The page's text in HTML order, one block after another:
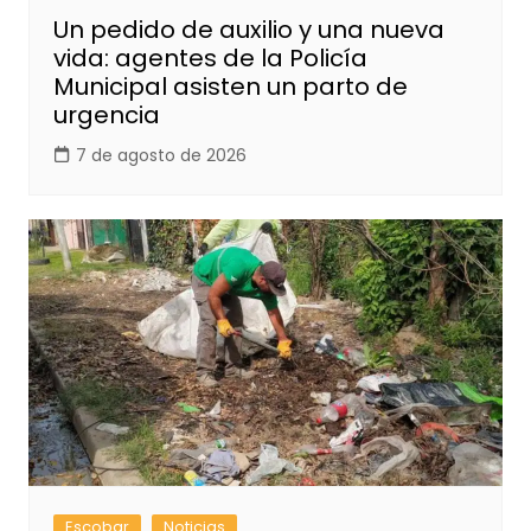
Un pedido de auxilio y una nueva
vida: agentes de la Policía
Municipal asisten un parto de
urgencia
7 de agosto de 2026